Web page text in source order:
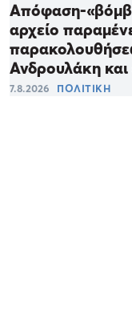
Απόφαση-
αρχείο
Ανδρουλάκη
7.8.2026 ΠΟΛΙΤΙΚΗ